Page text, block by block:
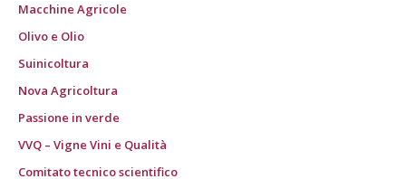
Macchine Agricole
Olivo e Olio
Suinicoltura
Nova Agricoltura
Passione in verde
VVQ – Vigne Vini e Qualità
Comitato tecnico scientifico